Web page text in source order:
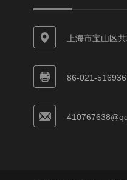
上海市宝山区
86-021-